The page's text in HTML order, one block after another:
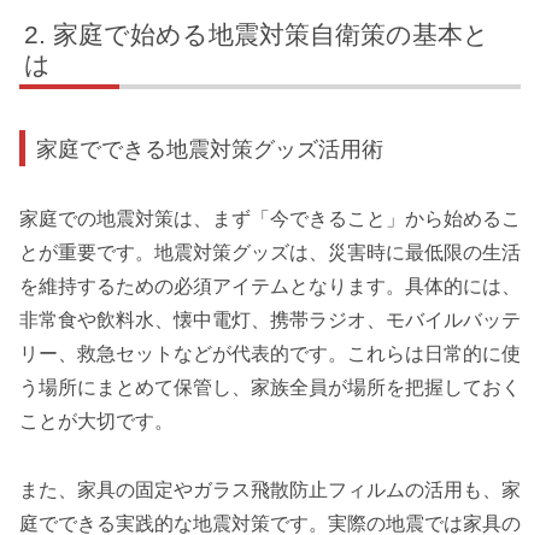
家庭で始める地震対策自衛策の基本と
は
家庭でできる地震対策グッズ活用術
家庭での地震対策は、まず「今できること」から始めるこ
とが重要です。地震対策グッズは、災害時に最低限の生活
を維持するための必須アイテムとなります。具体的には、
非常食や飲料水、懐中電灯、携帯ラジオ、モバイルバッテ
リー、救急セットなどが代表的です。これらは日常的に使
う場所にまとめて保管し、家族全員が場所を把握しておく
ことが大切です。
また、家具の固定やガラス飛散防止フィルムの活用も、家
庭でできる実践的な地震対策です。実際の地震では家具の